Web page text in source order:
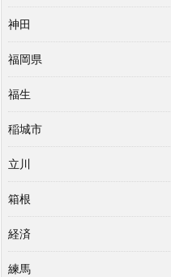
神田
福岡県
福生
稲城市
立川
箱根
経済
練馬